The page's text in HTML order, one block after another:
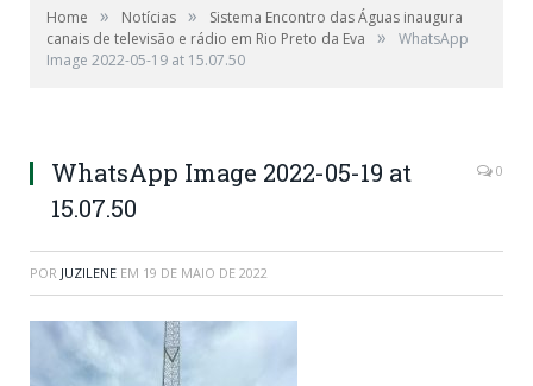
Home » Notícias »
Sistema Encontro das Águas inaugura
canais de televisão e rádio em Rio Preto da Eva
»
WhatsApp
Image 2022-05-19 at 15.07.50
WhatsApp Image 2022-05-19 at
15.07.50
0
POR JUZILENE EM 19 DE MAIO DE 2022